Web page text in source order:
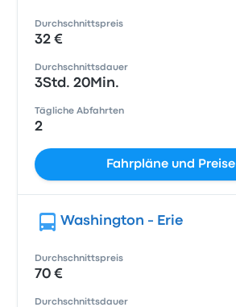
Durchschnittspreis
32 €
Durchschnittsdauer
3Std. 20Min.
Tägliche Abfahrten
2
Fahrpläne und Preise
Washington - Erie
Durchschnittspreis
70 €
Durchschnittsdauer